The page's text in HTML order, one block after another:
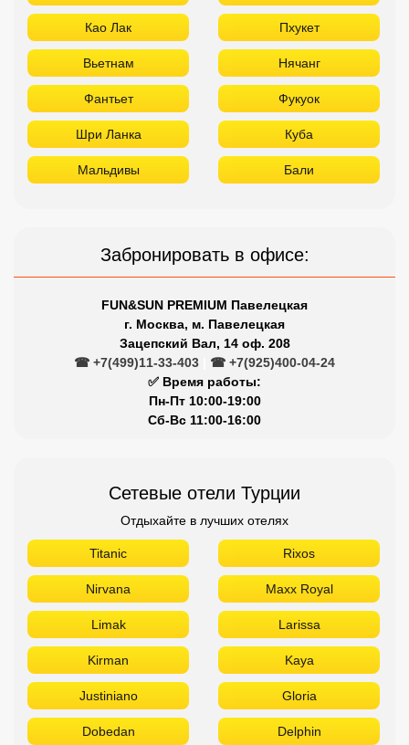
Као Лак Пхукет
Вьетнам Нячанг
Фантьет Фукуок
Шри Ланка Куба
Мальдивы Бали
Забронировать в офисе:
FUN&SUN PREMIUM Павелецкая
г. Москва, м. Павелецкая
Зацепский Вал, 14 оф. 208
☎ +7(499)11-33-403
☎ +7(925)400-04-24
✅ Время работы:
Пн-Пт 10:00-19:00
Сб-Вс 11:00-16:00
Сетевые отели Турции
Отдыхайте в лучших отелях
Titanic Rixos
Nirvana Maxx Royal
Limak Larissa
Kirman Kaya
Justiniano Gloria
Dobedan Delphin